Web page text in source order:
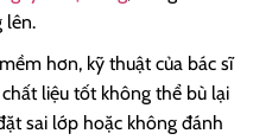
lên.
hơn, kỹ thuật của bác sĩ
liệu tốt không thể bù lại
sai lớp hoặc không đánh